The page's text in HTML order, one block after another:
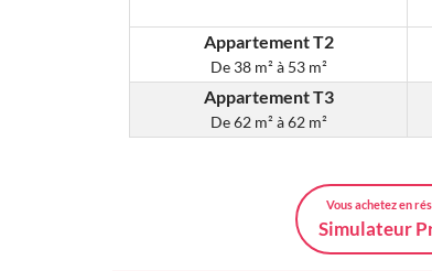
Appartement T2
De38 m² à 53 m²
Appartement T3
De62 m² à 62 m²
Vous achetez en
Simulateur